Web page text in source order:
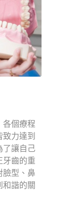
各個療程
力達到
讓自己
牙齒的重
臉型、鼻
和諧的關